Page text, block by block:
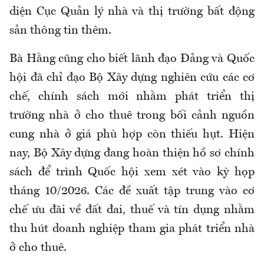
diện Cục Quản lý nhà và thị trường bất động
sản thông tin thêm.
Bà Hằng cũng cho biết lãnh đạo Đảng và Quốc
hội đã chỉ đạo Bộ Xây dựng nghiên cứu các cơ
chế, chính sách mới nhằm phát triển thị
trường nhà ở cho thuê trong bối cảnh nguồn
cung nhà ở giá phù hợp còn thiếu hụt. Hiện
nay, Bộ Xây dựng đang hoàn thiện hồ sơ chính
sách để trình Quốc hội xem xét vào kỳ họp
tháng 10/2026. Các đề xuất tập trung vào cơ
chế ưu đãi về đất đai, thuế và tín dụng nhằm
thu hút doanh nghiệp tham gia phát triển nhà
ở cho thuê.